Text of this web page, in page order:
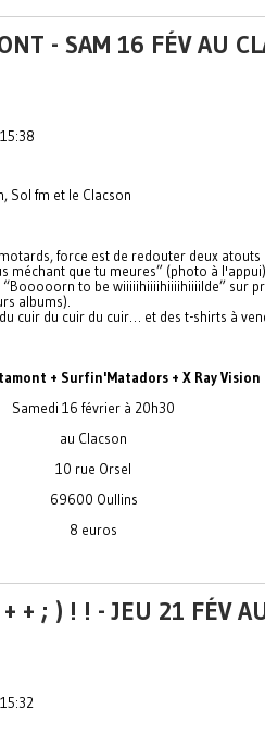
- SAM 16 FÉV AU
Sol fm et le Clacson
force est de redouter deux atouts
méchant que tu meures” (photo à
to be wiiiiihiiiihiiiihiiiilde” sur
albums).
cuir du cuir du cuir… et des t-shirts à
+ Surfin'Matadors + X Ray Vision
Samedi 16 février à 20h30
au Clacson
10 rue Orsel
69600 Oullins
8 euros
+ ; ) ! ! - JEU 21 FÉV